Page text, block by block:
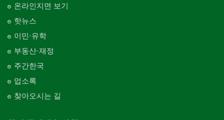
온라인지면 보기
핫뉴스
이민·유학
부동산·재정
주간한국
업소록
찾아오시는 길